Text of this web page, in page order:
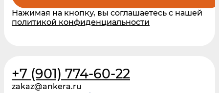
Нажимая на кнопку, вы соглашаетесь с нашей
политикой конфиденциальности
+7 (901) 774-60-22
zakaz@ankera.ru